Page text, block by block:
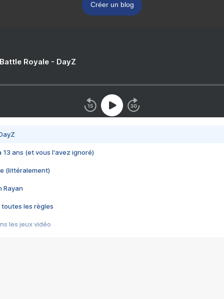
Créer un blog
Royale - DayZ
13 ans (et vous l'avez ignoré)
(littéralement)
Rayan
toutes les règles
les jeux vidéo